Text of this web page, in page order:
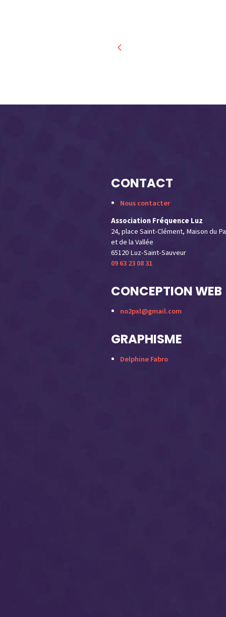
CONTACT
Nous contacter
Association Fréquence Luz
24, place Saint-Clément, Maison du
et de la Vallée
65120 Luz-Saint-Sauveur
09 63 23 08 31
CONCEPTION WEB
no2pxl@gmail.com
GRAPHISME
Delphine Fabro